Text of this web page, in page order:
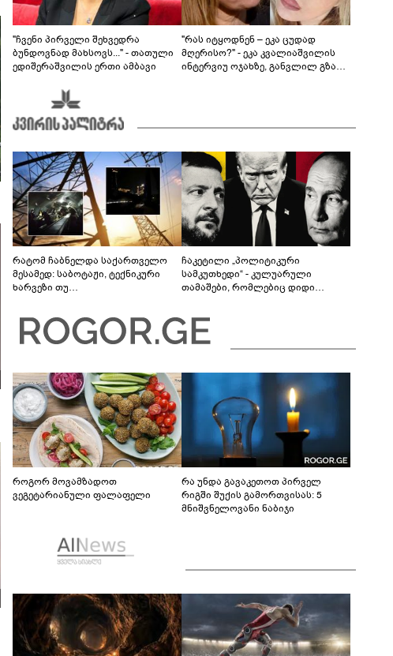
"ჩვენი პირველი შეხვედრა
ბუნდოვნად მახსოვს..." - თათული
ედიშერაშვილის ერთი ამბავი
"რას იტყოდნენ – ეკა ცუდად
მღერისო?" - ეკა კვალიაშვილის
ინტერვიუ ოჯახზე, განვლილ გზასა
რატომ ჩაბნელდა საქართველო
მესამედ: საბოტაჟი, ტექნიკური
ხარვეზი თუ
ჩაკეტილი „პოლიტიკური
სამკუთხედი“ - კულუარული
თამაშები, რომლებიც დიდი
როგორ მოვამზადოთ
ვეგეტარიანული ფალაფელი
რა უნდა გავაკეთოთ პირველ
რიგში შუქის გამორთვისას: 5
მნიშვნელოვანი ნაბიჯი